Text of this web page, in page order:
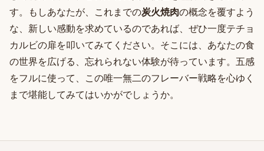
す。もしあなたが、これまでの炭火焼肉の概念を覆すよう
な、新しい感動を求めているのであれば、ぜひ一度テチョ
カルビの扉を叩いてみてください。そこには、あなたの食
の世界を広げる、忘れられない体験が待っています。五感
をフルに使って、この唯一無二のフレーバー戦略を心ゆく
まで堪能してみてはいかがでしょうか。